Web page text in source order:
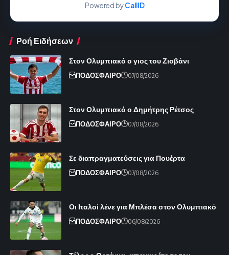
Powered byCallID
Ροή Ειδήσεων
Στον Ολυμπιακό ο γιος του Ζιοβάνι
ΠΟΔΟΣΦΑΙΡΟ 07/08/2026
Στον Ολυμπιακό ο Δημήτρης Ρέτσος
ΠΟΔΟΣΦΑΙΡΟ 07/08/2026
Σε διαπραγματεύσεις για Πουέρτα
ΠΟΔΟΣΦΑΙΡΟ 07/08/2026
Οι Ιταλοί λένε για Μπλέσα στον Ολυμπιακό
ΠΟΔΟΣΦΑΙΡΟ 06/08/2026